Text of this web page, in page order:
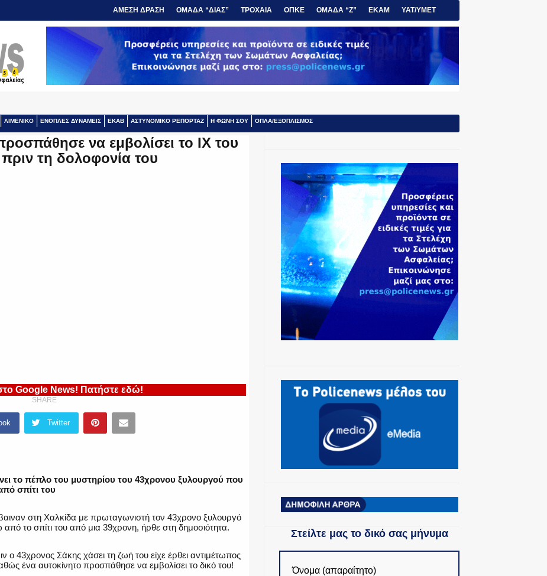
ΑΜΕΣΗ ΔΡΑΣΗ ΟΜΑΔΑ “ΔΙΑΣ” ΤΡΟΧΑΙΑ ΟΠΚΕ ΟΜΑΔΑ “Ζ” ΕΚΑΜ ΥΑΤ/ΥΜΕΤ
ΛΙΜΕΝΙΚΟ ΕΝΟΠΛΕΣ ΔΥΝΑΜΕΙΣ ΕΚΑΒ ΑΣΤΥΝΟΜΙΚΟ ΡΕΠΟΡΤΑΖ Η ΦΩΝΗ ΣΟΥ ΟΠΛΑ/ΕΞΟΠΛΙΣΜΟΣ
να εμβολίσει το ΙΧ του
τη δολοφονία του
Google News! Πατήστε εδώ!
SHARE
Twitter
το πέπλο του μυστηρίου του 43χρονου ξυλουργού που
σπίτι του
στη Χαλκίδα με πρωταγωνιστή τον 43χρονο ξυλουργό
το σπίτι του από μια 39χρονη, ήρθε στη δημοσιότητα.
43χρονος Σάκης χάσει τη ζωή του είχε έρθει αντιμέτωπος
ένα αυτοκίνητο προσπάθησε να εμβολίσει το δικό του!
Στείλτε μας το δικό σας μήνυμα
Όνομα (απαραίτητο)